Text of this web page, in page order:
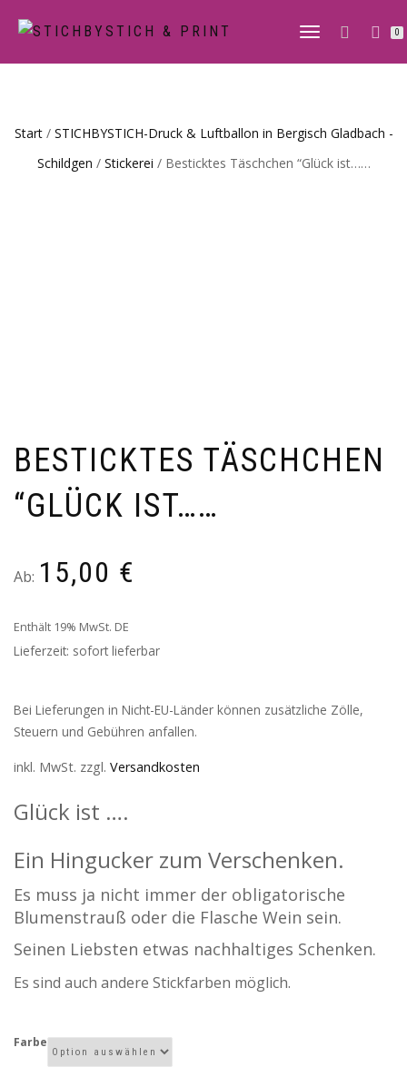
NAVIGATION0
Start/ STICHBYSTICH-Druck & Luftballon in Bergisch Gladbach -
Schildgen / Stickerei / Besticktes Täschchen “Glück ist……
BESTICKTES TÄSCHCHEN
“GLÜCK IST……
Ab: 15,00 €
Enthält 19% MwSt. DE
Lieferzeit: sofort lieferbar
Bei Lieferungen in Nicht-EU-Länder können zusätzliche Zölle,
Steuern und Gebühren anfallen.
inkl. MwSt. zzgl. Versandkosten
Glück ist ….
Ein Hingucker zum Verschenken.
Es muss ja nicht immer der obligatorische
Blumenstrauß oder die Flasche Wein sein.
Seinen Liebsten etwas nachhaltiges Schenken.
Es sind auch andere Stickfarben möglich.
Farbe